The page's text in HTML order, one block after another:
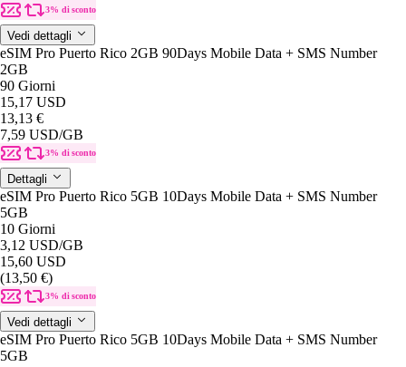
3% di sconto
Vedi dettagli
eSIM Pro Puerto Rico 2GB 90Days Mobile Data + SMS Number
2GB
90 Giorni
15,17 USD
13,13 €
7,59 USD/GB
3% di sconto
Dettagli
eSIM Pro Puerto Rico 5GB 10Days Mobile Data + SMS Number
5GB
10 Giorni
3,12 USD/GB
15,60 USD
(13,50 €)
3% di sconto
Vedi dettagli
eSIM Pro Puerto Rico 5GB 10Days Mobile Data + SMS Number
5GB